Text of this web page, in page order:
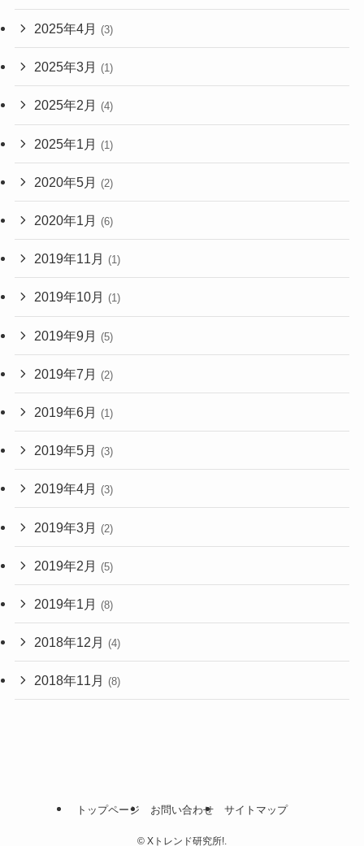
2025年4月 (3)
2025年3月 (1)
2025年2月 (4)
2025年1月 (1)
2020年5月 (2)
2020年1月 (6)
2019年11月 (1)
2019年10月 (1)
2019年9月 (5)
2019年7月 (2)
2019年6月 (1)
2019年5月 (3)
2019年4月 (3)
2019年3月 (2)
2019年2月 (5)
2019年1月 (8)
2018年12月 (4)
2018年11月 (8)
トップページ お問い合わせ サイトマップ
© Xトレンド研究所!.